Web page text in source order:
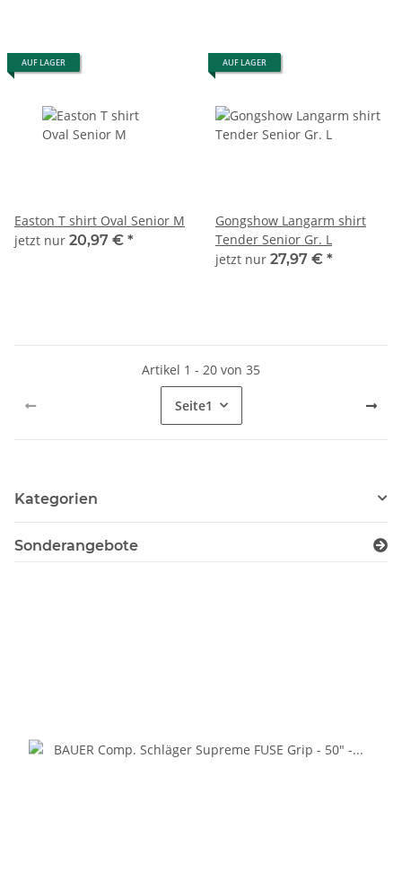
AUF LAGER
Easton T shirt Oval Senior M
jetzt nur 20,97 € *
AUF LAGER
Gongshow Langarm shirt
Tender Senior Gr. L
jetzt nur 27,97 € *
Artikel 1 - 20 von 35
Seite1
Kategorien
Sonderangebote